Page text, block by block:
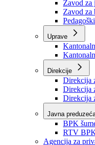
Zavodi
Zavod
Zavod
Zavod za
Direkcije
Direkcija
Direkcija
Direkcija
Javna